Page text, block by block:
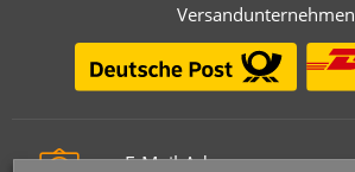
Versandunternehmen
E-Mail-Adresse